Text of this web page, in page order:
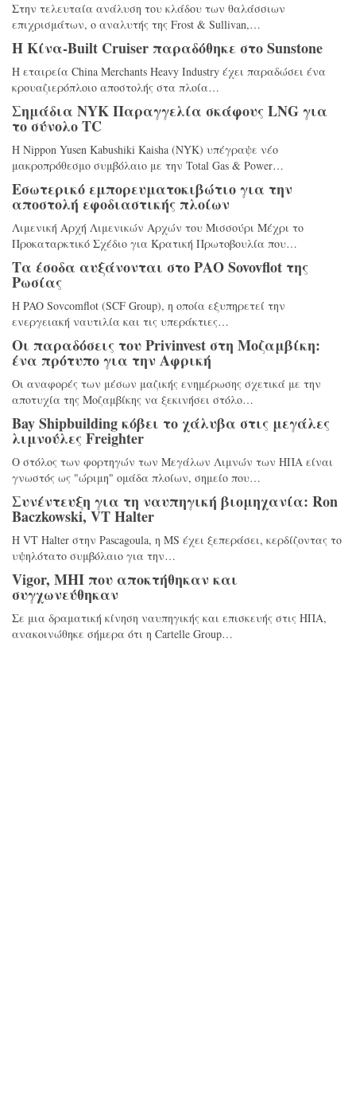
Στην τελευταία ανάλυση του κλάδου των θαλάσσιων
επιχρισμάτων, ο αναλυτής της Frost & Sullivan,…
Η Κίνα-Built Cruiser παραδόθηκε στο Sunstone
Η εταιρεία China Merchants Heavy Industry έχει παραδώσει ένα
κρουαζιερόπλοιο αποστολής στα πλοία…
Σημάδια NYK Παραγγελία σκάφους LNG για
το σύνολο TC
Η Nippon Yusen Kabushiki Kaisha (NYK) υπέγραψε νέο
μακροπρόθεσμο συμβόλαιο με την Total Gas & Power…
Εσωτερικό εμπορευματοκιβώτιο για την
αποστολή εφοδιαστικής πλοίων
Λιμενική Αρχή Λιμενικών Αρχών του Μισσούρι Μέχρι το
Προκαταρκτικό Σχέδιο για Κρατική Πρωτοβουλία που…
Τα έσοδα αυξάνονται στο ΡΑΟ Sovovflot της
Ρωσίας
Η PAO Sovcomflot (SCF Group), η οποία εξυπηρετεί την
ενεργειακή ναυτιλία και τις υπεράκτιες…
Οι παραδόσεις του Privinvest στη Μοζαμβίκη:
ένα πρότυπο για την Αφρική
Οι αναφορές των μέσων μαζικής ενημέρωσης σχετικά με την
αποτυχία της Μοζαμβίκης να ξεκινήσει στόλο…
Bay Shipbuilding κόβει το χάλυβα στις μεγάλες
λιμνούλες Freighter
Ο στόλος των φορτηγών των Μεγάλων Λιμνών των ΗΠΑ είναι
γνωστός ως "ώριμη" ομάδα πλοίων, σημείο που…
Συνέντευξη για τη ναυπηγική βιομηχανία: Ron
Baczkowski, VT Halter
Η VT Halter στην Pascagoula, η MS έχει ξεπεράσει, κερδίζοντας το
υψηλότατο συμβόλαιο για την…
Vigor, MHI που αποκτήθηκαν και
συγχωνεύθηκαν
Σε μια δραματική κίνηση ναυπηγικής και επισκευής στις ΗΠΑ,
ανακοινώθηκε σήμερα ότι η Cartelle Group…